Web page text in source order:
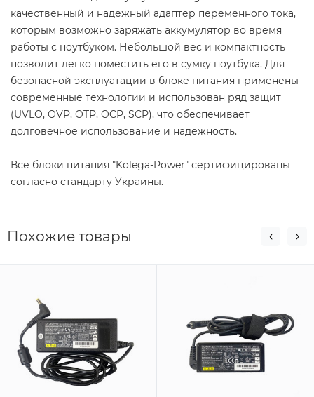
качественный и надежный адаптер переменного тока,
которым возможно заряжать аккумулятор во время
работы с ноутбуком. Небольшой вес и компактность
позволит легко поместить его в сумку ноутбука. Для
безопасной эксплуатации в блоке питания применены
современные технологии и использован ряд защит
(UVLO, OVP, OTP, OCP, SCP), что обеспечивает
долговечное использование и надежность.
Все блоки питания "Kolega-Power" сертифицированы
согласно стандарту Украины.
Похожие товары